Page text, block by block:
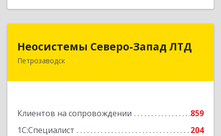
Неосистемы Северо-Запад ЛТД
Петрозаводск
Клиентов на сопровождении
859
1С:Специалист
204
185001, Карелия Респ, Петрозаводск г,
Подробнее